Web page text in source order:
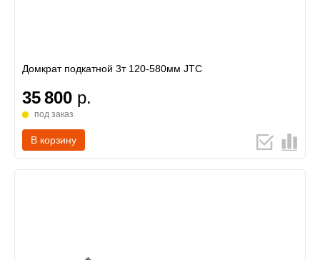
Домкрат подкатной 3т 120-580мм JTC
35 800 р.
под заказ
В корзину